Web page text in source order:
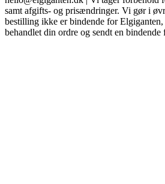
samt afgifts- og prisændringer. Vi gør i
bestilling ikke er bindende for
behandlet din ordre og sendt en bindende